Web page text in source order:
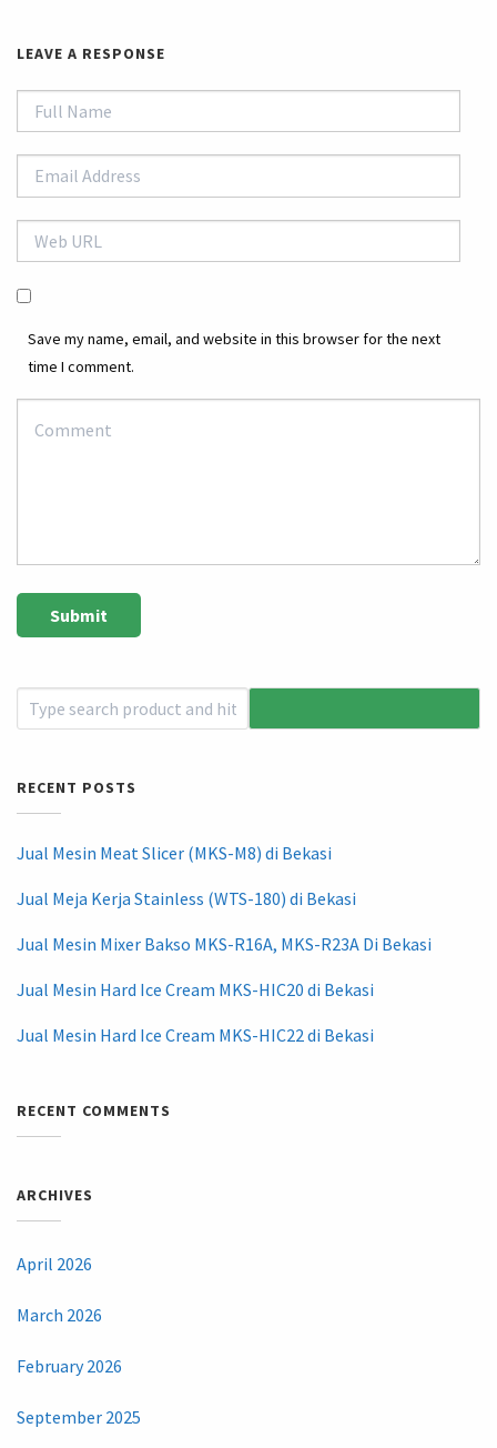
LEAVE A RESPONSE
Save my name, email, and website in this browser for the next
time I comment.
RECENT POSTS
Jual Mesin Meat Slicer (MKS-M8) di Bekasi
Jual Meja Kerja Stainless (WTS-180) di Bekasi
Jual Mesin Mixer Bakso MKS-R16A, MKS-R23A Di Bekasi
Jual Mesin Hard Ice Cream MKS-HIC20 di Bekasi
Jual Mesin Hard Ice Cream MKS-HIC22 di Bekasi
RECENT COMMENTS
ARCHIVES
April 2026
March 2026
February 2026
September 2025